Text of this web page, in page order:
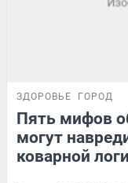
ЗДОРОВЬЕ ГОРОД
Пять мифов
могут
коварной